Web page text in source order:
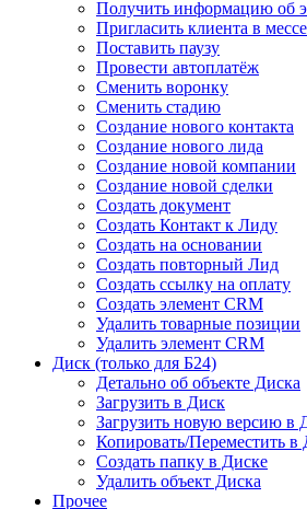
Получить информацию об
Пригласить клиента в
Поставить паузу
Провести автоплатёж
Сменить воронку
Сменить стадию
Создание нового контакта
Создание нового лида
Создание новой компании
Создание новой сделки
Создать документ
Создать Контакт к Лиду
Создать на основании
Создать повторный Лид
Создать ссылку на оплату
Создать элемент CRM
Удалить товарные позиции
Удалить элемент CRM
Диск (только для Б24)
Детально об объекте Диска
Загрузить в Диск
Загрузить новую версию в
Копировать/Переместить в
Создать папку в Диске
Удалить объект Диска
Прочее